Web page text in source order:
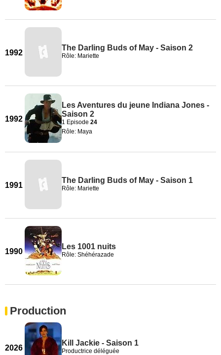
1992
The Darling Buds of May - Saison 2
Rôle: Mariette
1992
Les Aventures du jeune Indiana Jones -
Saison 2
1 Episode 24
Rôle: Maya
1991
The Darling Buds of May - Saison 1
Rôle: Mariette
1990
Les 1001 nuits
Rôle: Shéhérazade
Production
2026
Kill Jackie - Saison 1
Productrice déléguée